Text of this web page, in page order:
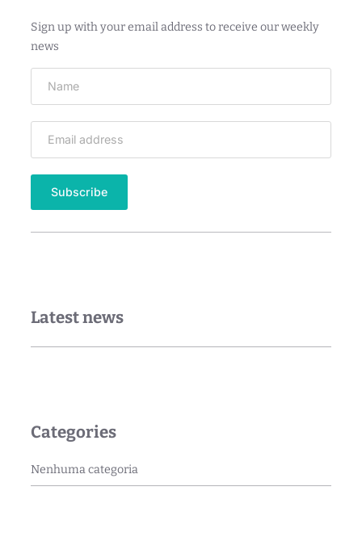
Sign up with your email address to receive our weekly
news
Latest news
Categories
Nenhuma categoria